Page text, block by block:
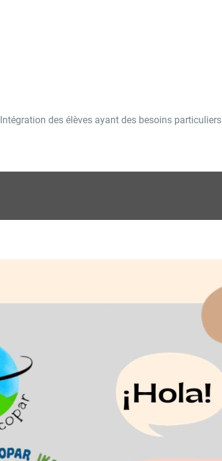
Intégration des élèves ayant des besoins particuliers